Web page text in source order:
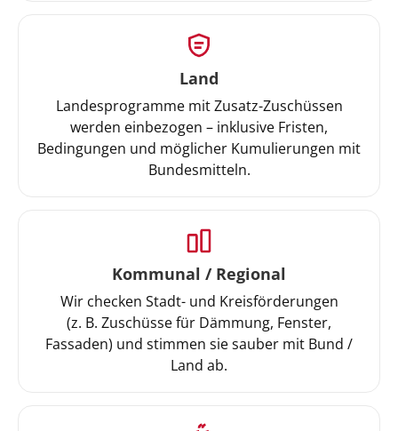
Land
Landesprogramme mit Zusatz-Zuschüssen
werden einbezogen – inklusive Fristen,
Bedingungen und möglicher Kumulierungen mit
Bundesmitteln.
Kommunal / Regional
Wir checken Stadt- und Kreisförderungen
(z. B. Zuschüsse für Dämmung, Fenster,
Fassaden) und stimmen sie sauber mit Bund /
Land ab.